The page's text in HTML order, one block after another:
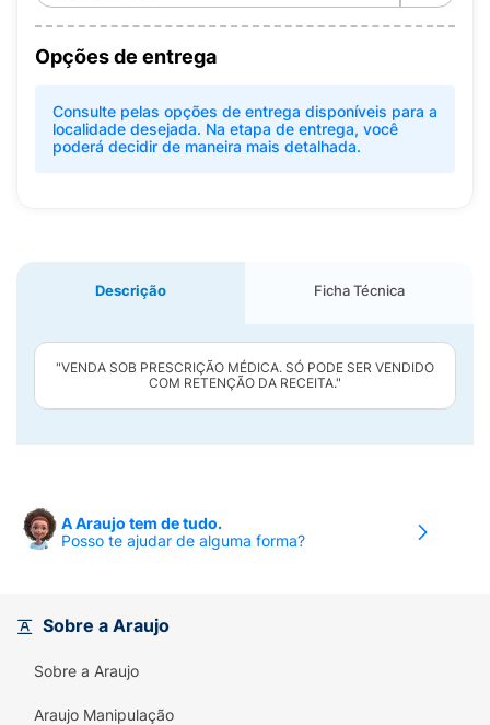
Opções de entrega
Consulte pelas opções de entrega disponíveis para a
localidade desejada. Na etapa de entrega, você
poderá decidir de maneira mais detalhada.
Descrição Ficha Técnica
"VENDA SOB PRESCRIÇÃO MÉDICA. SÓ PODE SER VENDIDO
COM RETENÇÃO DA RECEITA."
A Araujo tem de tudo.
Posso te ajudar de alguma forma?
Sobre a Araujo
Sobre a Araujo
Araujo Manipulação